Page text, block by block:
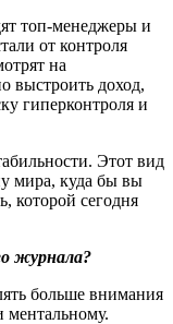
топ‑менеджеры и
от контроля
на
выстроить доход,
гиперконтроля и
Этот вид
мира, куда бы вы
которой сегодня
журнала?
больше внимания
ментальному.